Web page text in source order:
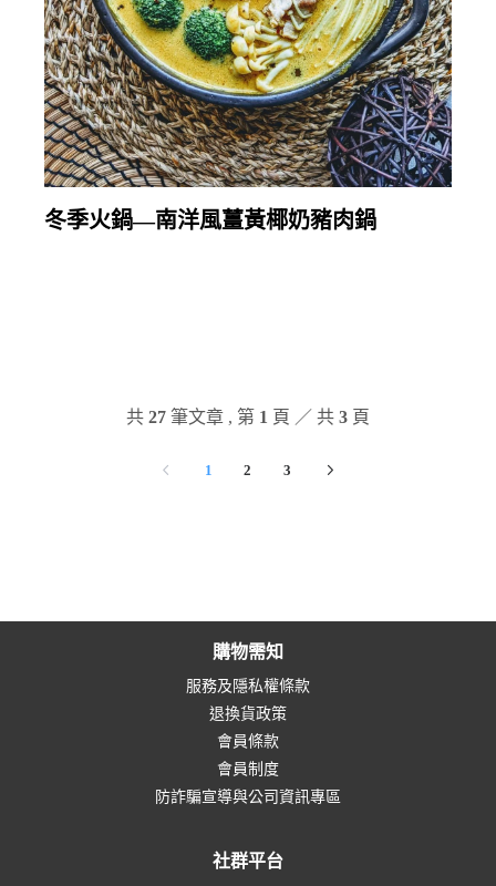
2025-09-16 繼續閱讀
冬季火鍋—南洋風薑黃椰奶豬肉鍋
共 27筆文章 , 第 1 頁 ／ 共 3頁
1 2 3
購物需知
服務及隱私權條款
退換貨政策
會員條款
會員制度
防詐騙宣導與公司資訊專區
社群平台